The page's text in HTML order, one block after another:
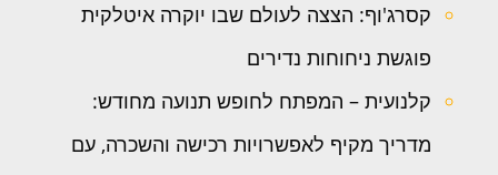
קסרג'וף: הצצה לעולם שבו יוקרה איטלקית
פוגשת ניחוחות נדירים
קלנועית – המפתח לחופש תנועה מחודש:
מדריך מקיף לאפשרויות רכישה והשכרה, עם